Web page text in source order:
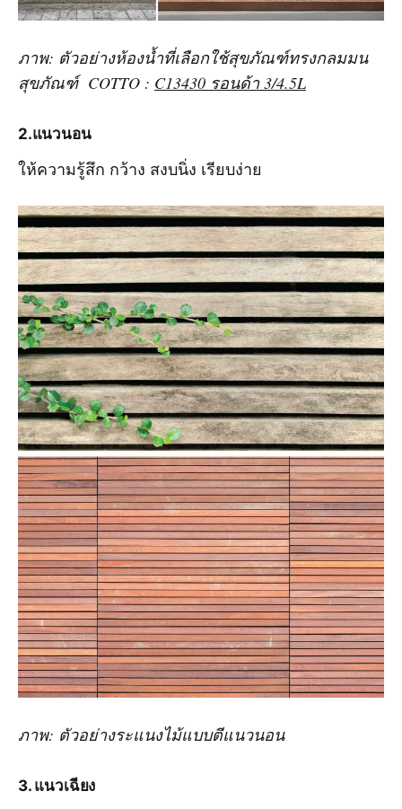
ภาพ: ตัวอย่างห้องน้ำที่เลือกใช้สุขภัณฑ์ทรงกลมมน
สุขภัณฑ์ COTTO : C13430 รอนด้า 3/4.5L
2.แนวนอน
ให้ความรู้สึก กว้าง สงบนิ่ง เรียบง่าย
ภาพ: ตัวอย่างระแนงไม้แบบตีแนวนอน
3. แนวเฉียง